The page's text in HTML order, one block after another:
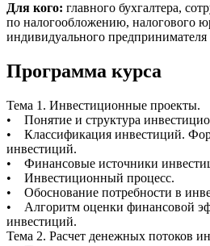
Для кого: главного бухгалтера,
по налогообложению, налогового
индивидуального предпринимателя
Программа курса
Тема 1. Инвестиционные проекты.
• Понятие и структура
• Классификация инвестиций.
инвестиций.
• Финансовые источники
• Инвестиционный процесс.
• Обоснование потребности в
• Алгоритм оценки финансовой
инвестиций.
Тема 2. Расчет денежных потоков